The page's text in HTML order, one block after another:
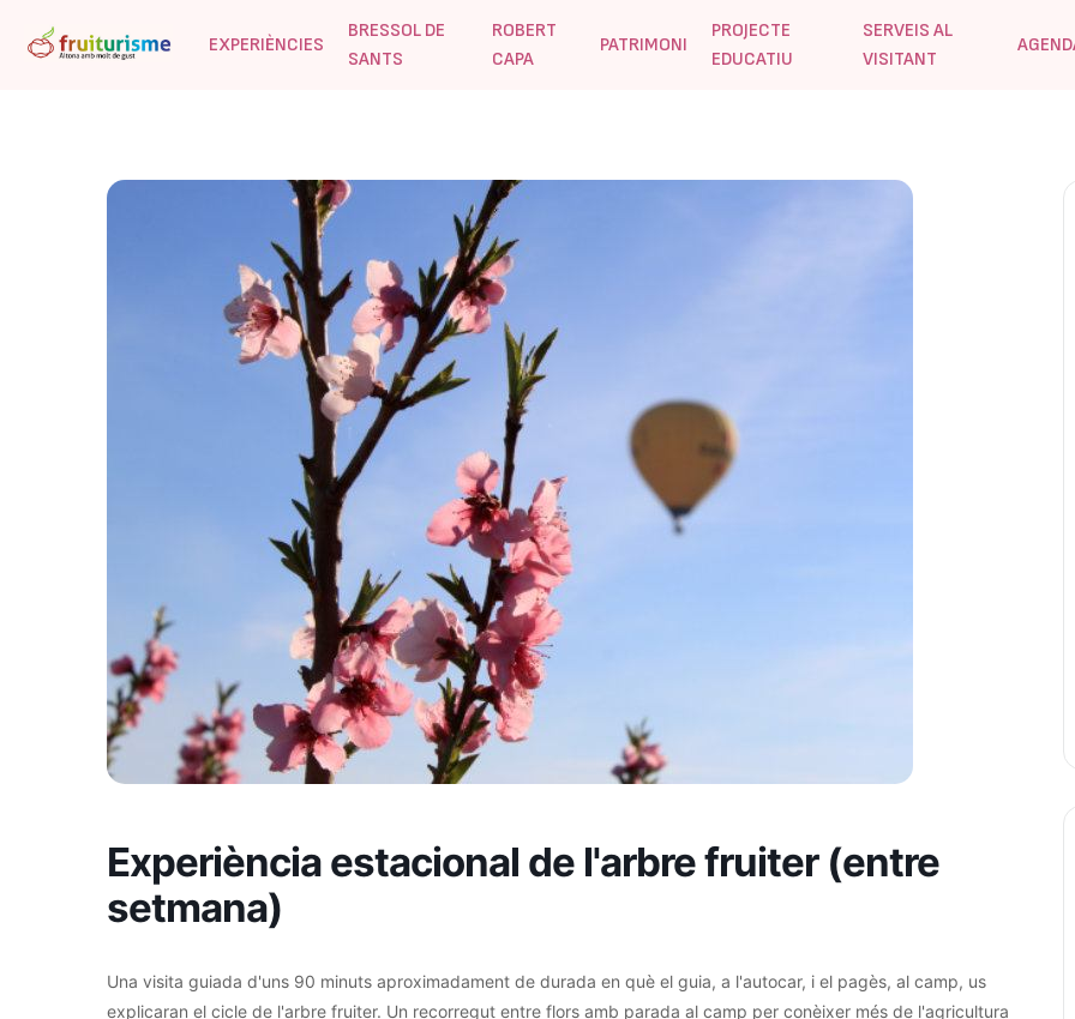
EXPERIÈNCIES
BRESSOL DE
SANTS
ROBERT
CAPA
PATRIMONI
PROJECTE
EDUCATIU
SERVEIS AL
VISITANT
Experiència estacional de l'arbre fruiter (entre
setmana)
Una visita guiada d'uns 90 minuts aproximadament de durada en què el guia, a l'autocar, i el pagès, al camp, us
explicaran el cicle de l'arbre fruiter. Un recorregut entre flors amb parada al camp per conèixer més de l'agricultura